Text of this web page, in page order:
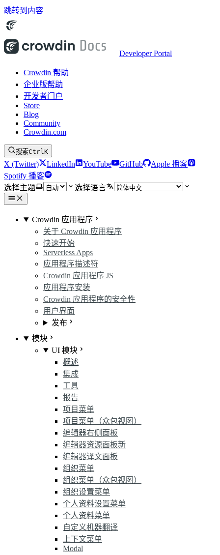
跳转到内容
Developer Portal
Crowdin 帮助
企业版帮助
开发者门户
Store
Blog
Community
Crowdin.com
搜索CtrlK
X (Twitter) LinkedIn YouTube GitHub
Apple 播客
Spotify 播客
选择主题
选择语言
Crowdin 应用程序
关于 Crowdin 应用程序
快速开始
Serverless Apps
应用程序描述符
Crowdin 应用程序 JS
应用程序安装
Crowdin 应用程序的安全性
用户界面
发布
模块
UI 模块
概述
集成
工具
报告
项目菜单
项目菜单（众包视图）
编辑器右侧面板
编辑器资源面板新
编辑器译文面板
组织菜单
组织菜单（众包视图）
组织设置菜单
个人资料设置菜单
个人资料菜单
自定义机器翻译
上下文菜单
Modal